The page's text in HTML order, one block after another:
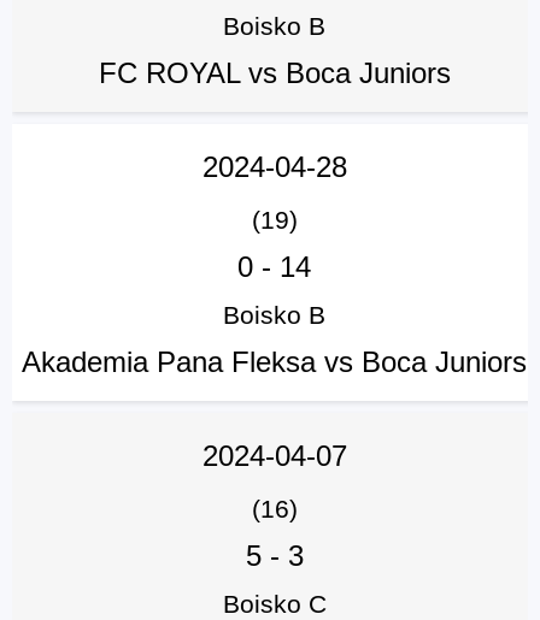
Boisko B
FC ROYAL vs Boca Juniors
2024-04-28
(19)
0 - 14
Boisko B
Akademia Pana Fleksa vs Boca Juniors
2024-04-07
(16)
5- 3
Boisko C